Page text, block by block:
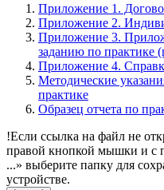
Приложение 1.
Приложение 2.
Приложение 3.
заданию по практике
Приложение 4.
Методические
практике
Образец отчета по
!Если ссылка на файл не
правой кнопкой мышки и с
...» выберите папку для
устройстве.